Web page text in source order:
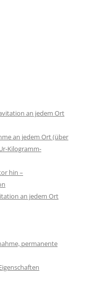
an jedem Ort
an jedem Ort (über
Kilogramm-
hin –
an jedem Ort
permanente